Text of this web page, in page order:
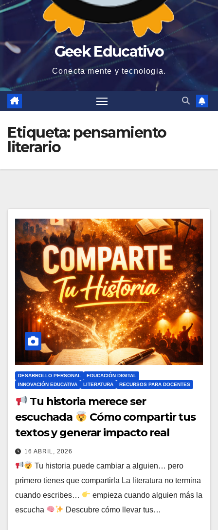
Geek Educativo
Conecta mente y tecnologia.
Etiqueta: pensamiento
literario
DESARROLLO PERSONAL
EDUCACIÓN DIGITAL
INNOVACIÓN EDUCATIVA
LITERATURA RECURSOS PARA DOCENTES
Tu historia merece ser
escuchada
Cómo compartir tus
textos y generar impacto real
16 ABRIL, 2026
Tu historia puede cambiar a alguien… pero
primero tienes que compartirla La literatura no termina
cuando escribes…
empieza cuando alguien más la
escucha
Descubre cómo llevar tus…